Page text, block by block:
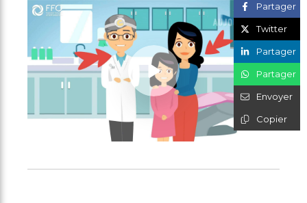
Partager
Twitter
Partager
Partager
Envoyer
Copier